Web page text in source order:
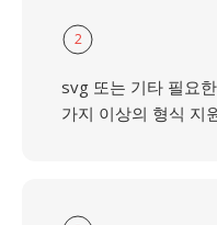
2
svg 또는 기타 필요
가지 이상의 형식 지